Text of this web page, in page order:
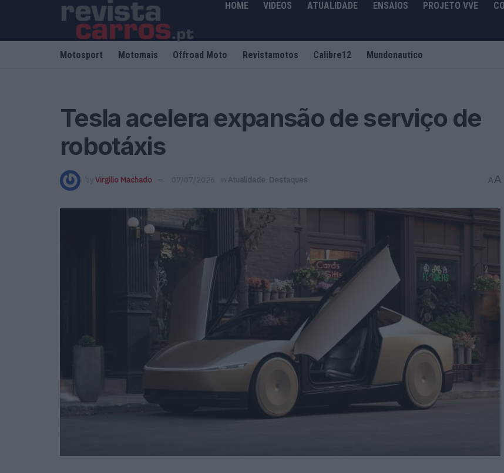
HOME VIDEOS ATUALIDADE ENSAIOS PROJETO VVE
Motosport Motomais Offroad Moto Revistamotos Calibre12 Mundonautico
Tesla acelera expansão de serviço de
robotáxis
by Virgilio Machado 07/07/2026 in Atualidade Destaques AA